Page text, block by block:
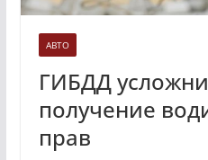
АВТО
ГИБДД
получение
прав